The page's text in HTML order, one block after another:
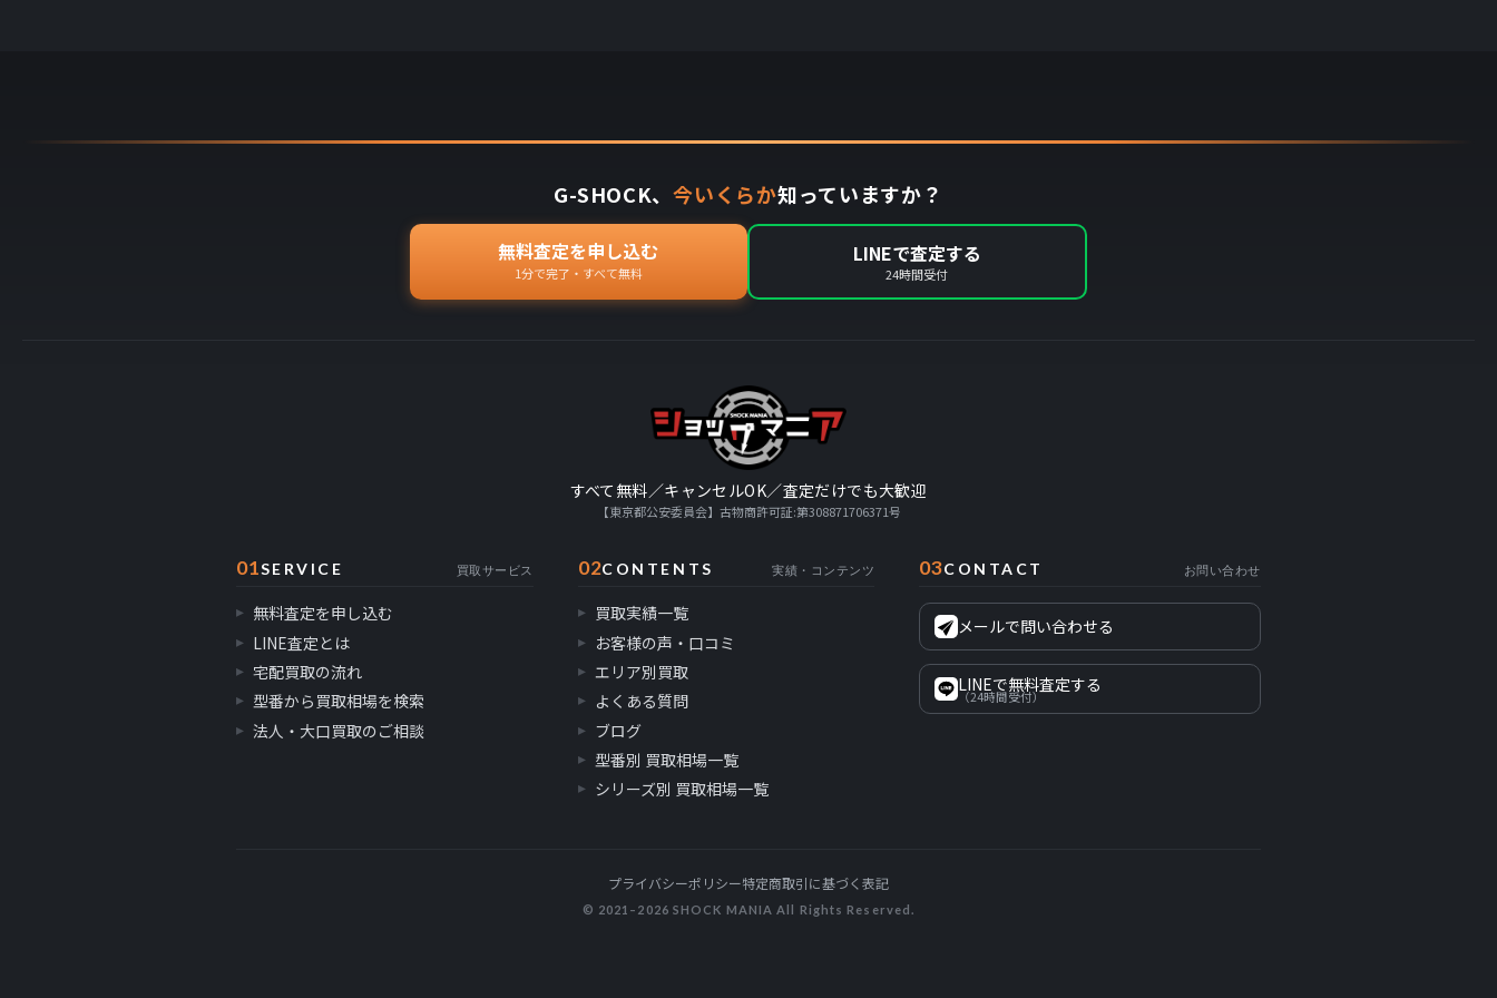
G-SHOCK、今いくらか知っていますか？
無料査定を申し込む
1分で完了・すべて無料
LINEで査定する
24時間受付
すべて無料／キャンセルOK／査定だけでも大歓迎
【東京都公安委員会】古物商許可証:第308871706371号
01SERVICE 買取サービス
無料査定を申し込む
LINE査定とは
宅配買取の流れ
型番から買取相場を検索
法人・大口買取のご相談
02CONTENTS 実績・コンテンツ
買取実績一覧
お客様の声・口コミ
エリア別買取
よくある質問
ブログ
型番別 買取相場一覧
シリーズ別 買取相場一覧
03CONTACT お問い合わせ
メールで問い合わせる
LINEで無料査定する
（24時間受付）
プライバシーポリシー特定商取引に基づく表記
© 2021–2026 SHOCK MANIA All Rights Reserved.